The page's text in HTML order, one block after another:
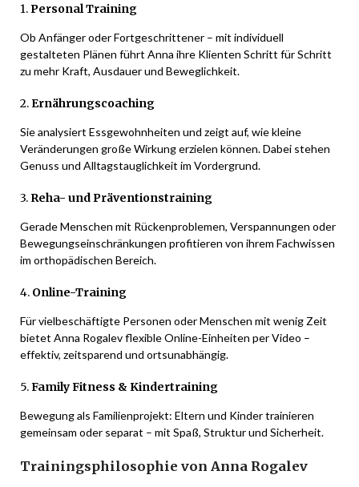
1.Personal Training
Ob Anfänger oder Fortgeschrittener – mit individuell
gestalteten Plänen führt Anna ihre Klienten Schritt für Schritt
zu mehr Kraft, Ausdauer und Beweglichkeit.
2.Ernährungscoaching
Sie analysiert Essgewohnheiten und zeigt auf, wie kleine
Veränderungen große Wirkung erzielen können. Dabei stehen
Genuss und Alltagstauglichkeit im Vordergrund.
3. Reha- und Präventionstraining
Gerade Menschen mit Rückenproblemen, Verspannungen oder
Bewegungseinschränkungen profitieren von ihrem Fachwissen
im orthopädischen Bereich.
4. Online-Training
Für vielbeschäftigte Personen oder Menschen mit wenig Zeit
bietet Anna Rogalev flexible Online-Einheiten per Video –
effektiv, zeitsparend und ortsunabhängig.
5.Family Fitness & Kindertraining
Bewegung als Familienprojekt: Eltern und Kinder trainieren
gemeinsam oder separat – mit Spaß, Struktur und Sicherheit.
Trainingsphilosophie von Anna Rogalev